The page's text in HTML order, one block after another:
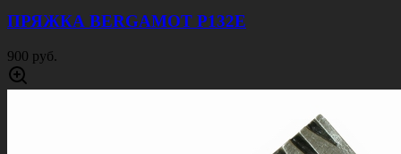
ПРЯЖКА BERGAMOT P132E
900 руб.